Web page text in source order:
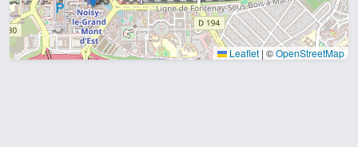
Leaflet | ©OpenStreetMap